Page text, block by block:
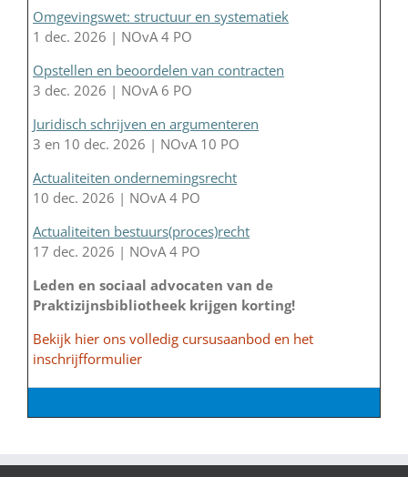
Omgevingswet: structuur en systematiek
1 dec. 2026 | NOvA 4 PO
Opstellen en beoordelen van contracten
3 dec. 2026 | NOvA 6 PO
Juridisch schrijven en argumenteren
3 en 10 dec. 2026 | NOvA 10 PO
Actualiteiten ondernemingsrecht
10 dec. 2026 | NOvA 4 PO
Actualiteiten bestuurs(proces)recht
17 dec. 2026 | NOvA 4 PO
Leden en sociaal advocaten van de
Praktizijnsbibliotheek krijgen korting!
Bekijk hier ons volledig cursusaanbod en het
inschrijfformulier